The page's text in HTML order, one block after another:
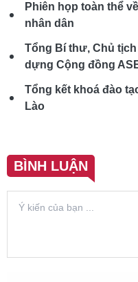
Phiên họp toàn thể
nhân dân
Tổng Bí thư, Chủ
dựng Cộng đồng
Tổng kết khoá đào
Lào
BÌNH LUẬN